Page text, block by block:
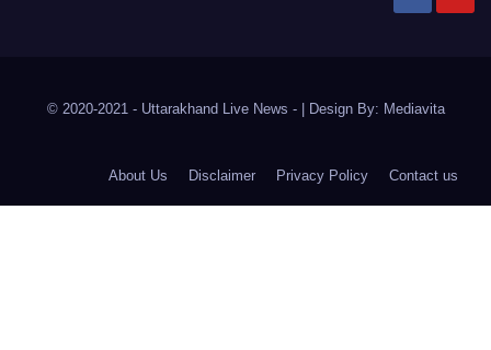
© 2020-2021 - Uttarakhand Live News - Design By: Mediavita
About Us Disclaimer Privacy Policy Contact us